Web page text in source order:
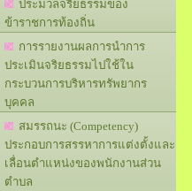
ประมวลจริยธรรมของ
ข้าราชการท้องถิ่น
การรายงานผลการนำการ
ประเมินจริยธรรมไปใช้ใน
กระบวนการบริหารทรัพยากร
บุคคล
สมรรถนะ (Competency)
ประกอบการสรรหาการแต่งตั้งและ
เลื่อนตำแหน่งของพนักงานส่วน
ตำบล